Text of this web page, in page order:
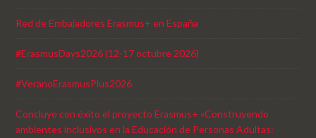
Red de Embajadores Erasmus+ en España
#ErasmusDays2026 (12-17 octubre 2026)
#VeranoErasmusPlus2026
Concluye con éxito el proyecto Erasmus+ «Construyendo
ambientes inclusivos en la Educación de Personas Adultas: